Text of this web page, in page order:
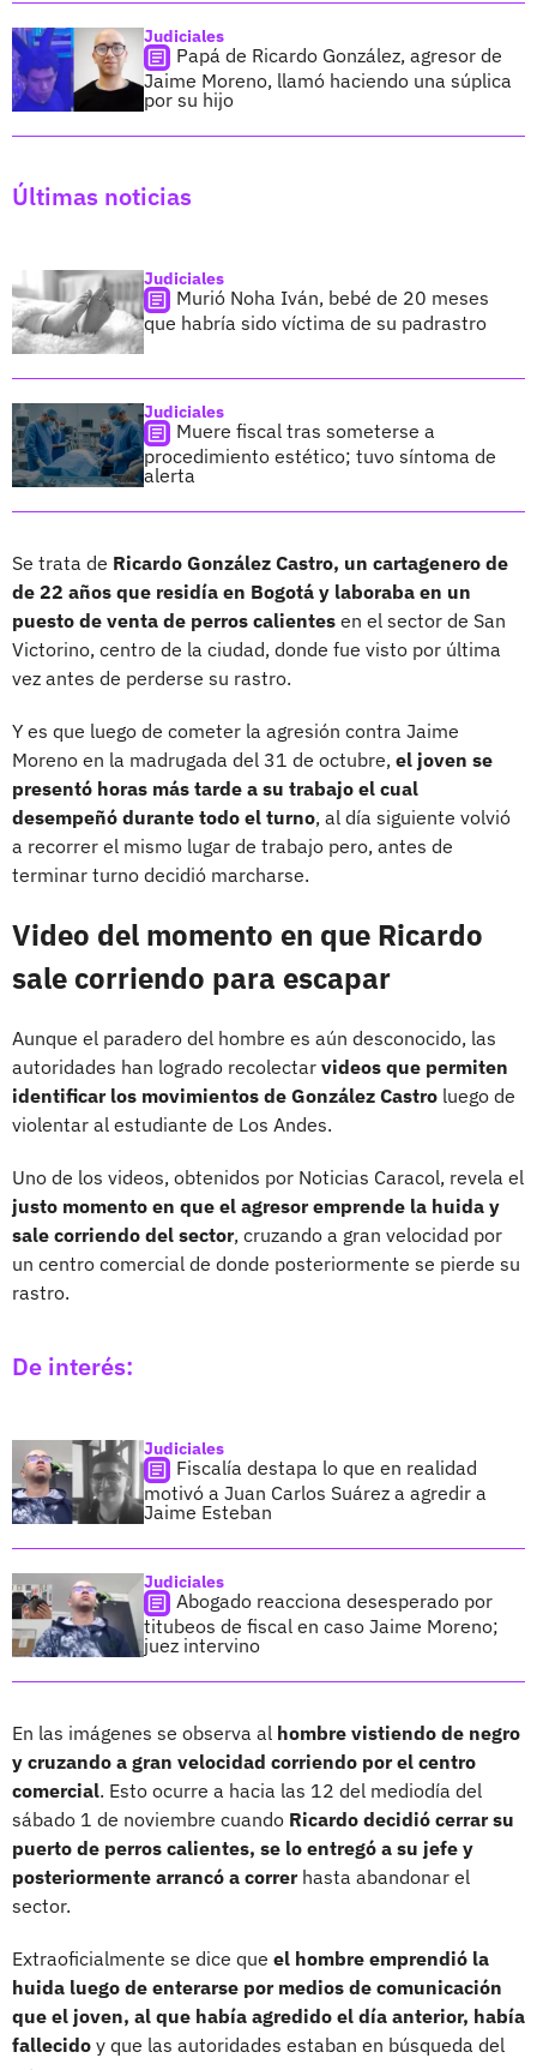
Judiciales
Papá de Ricardo González, agresor de
Jaime Moreno, llamó haciendo una súplica
por su hijo
Últimas noticias
Judiciales
Murió Noha Iván, bebé de 20 meses
que habría sido víctima de su padrastro
Judiciales
Muere fiscal tras someterse a
procedimiento estético; tuvo síntoma de
alerta
Se trata de Ricardo González Castro, un cartagenero de
de 22 años que residía en Bogotá y laboraba en un
puesto de venta de perros calientes en el sector de San
Victorino, centro de la ciudad, donde fue visto por última
vez antes de perderse su rastro.
Y es que luego de cometer la agresión contra Jaime
Moreno en la madrugada del 31 de octubre, el joven se
presentó horas más tarde a su trabajo el cual
desempeñó durante todo el turno, al día siguiente volvió
a recorrer el mismo lugar de trabajo pero, antes de
terminar turno decidió marcharse.
Video del momento en que Ricardo
sale corriendo para escapar
Aunque el paradero del hombre es aún desconocido, las
autoridades han logrado recolectar videos que permiten
identificar los movimientos de González Castro luego de
violentar al estudiante de Los Andes.
Uno de los videos, obtenidos por Noticias Caracol, revela el
justo momento en que el agresor emprende la huida y
sale corriendo del sector, cruzando a gran velocidad por
un centro comercial de donde posteriormente se pierde su
rastro.
De interés:
Judiciales
Fiscalía destapa lo que en realidad
motivó a Juan Carlos Suárez a agredir a
Jaime Esteban
Judiciales
Abogado reacciona desesperado por
titubeos de fiscal en caso Jaime Moreno;
juez intervino
En las imágenes se observa al hombre vistiendo de negro
y cruzando a gran velocidad corriendo por el centro
comercial. Esto ocurre a hacia las 12 del mediodía del
sábado 1 de noviembre cuando Ricardo decidió cerrar su
puerto de perros calientes, se lo entregó a su jefe y
posteriormente arrancó a correrhasta abandonar el
sector.
Extraoficialmente se dice que el hombre emprendió la
huida luego de enterarse por medios de comunicación
que el joven, al que había agredido el día anterior, había
fallecido y que las autoridades estaban en búsqueda del